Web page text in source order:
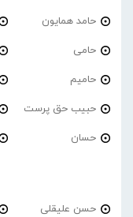
حامد همایون
حامی
حامیم
حبیب حق پرست
حسان
حسن علیقلی